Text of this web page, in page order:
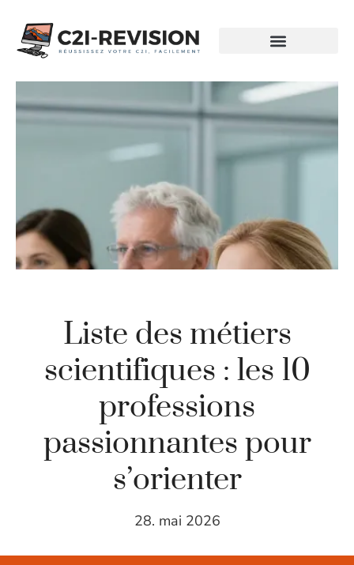
Liste des métiers
scientifiques : les 10
professions
passionnantes pour
s’orienter
28. mai 2026